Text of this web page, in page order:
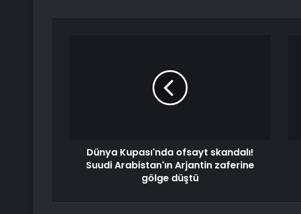
Dünya Kupası'nda ofsayt skandalı!
Suudi Arabistan'ın Arjantin zaferine
gölge düştü